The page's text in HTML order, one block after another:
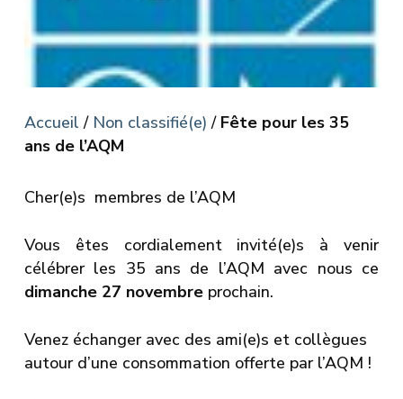
Accueil / Non classifié(e) / Fête pour les 35
ans de l’AQM
Cher(e)s membres de l’AQM
Vous êtes cordialement invité(e)s à venir
célébrer les 35 ans de l’AQM avec nous ce
dimanche 27 novembre prochain.
Venez échanger avec des ami(e)s et collègues
autour d’une consommation offerte par l’AQM !